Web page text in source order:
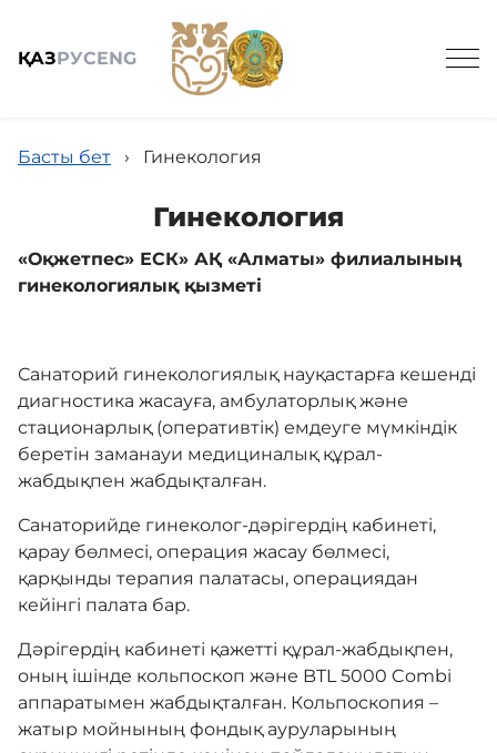
ҚАЗРУСENG
Жалпы мәлімет
Бос жұмыс орындары
Байланыс
Мейрамхана
Блог
Басты бет › Гинекология
Гинекология
«Оқжетпес» ЕСК» АҚ «Алматы» филиалының
гинекологиялық қызметі
Санаторий гинекологиялық науқастарға кешенді
диагностика жасауға, амбулаторлық және
стационарлық (оперативтік) емдеуге мүмкіндік
беретін заманауи медициналық құрал-
жабдықпен жабдықталған.
Санаторийде гинеколог-дәрігердің кабинеті,
қарау бөлмесі, операция жасау бөлмесі,
қарқынды терапия палатасы, операциядан
кейінгі палата бар.
Дәрігердің кабинеті қажетті құрал-жабдықпен,
оның ішінде кольпоскоп және BTL 5000 Combi
аппаратымен жабдықталған. Кольпоскопия –
жатыр мойнының фондық ауруларының